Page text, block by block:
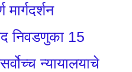
निवडणुका 15
न्यायालयाचे